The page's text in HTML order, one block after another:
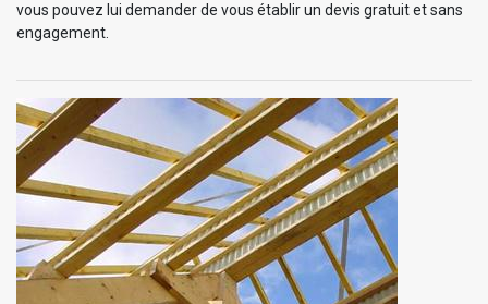
vous pouvez lui demander de vous établir un devis gratuit et sans
engagement.